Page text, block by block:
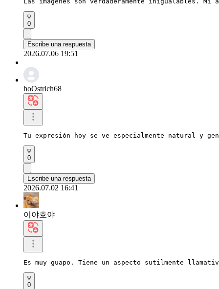
0
Escribe una respuesta
2026.07.06 19:51
hoOstrich68
Tu expresión hoy se ve especialmente natural y
0
Escribe una respuesta
2026.07.02 16:41
이야호야
Es muy guapo. Tiene un aspecto sutilmente
0